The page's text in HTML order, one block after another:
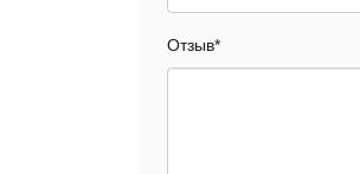
Отзыв*